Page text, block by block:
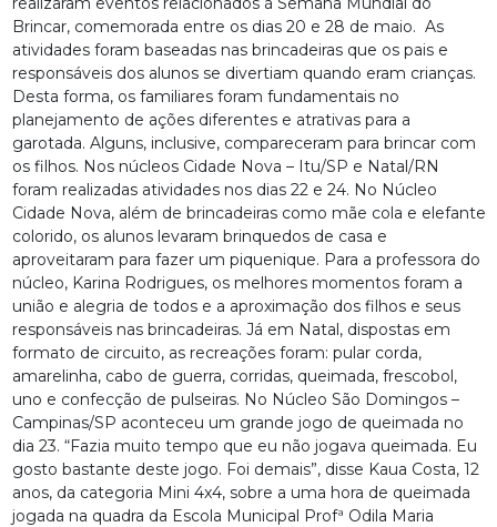
Brincar, comemorada entre os dias 20 e 28 de maio. As
atividades foram baseadas nas brincadeiras que os pais e
responsáveis dos alunos se divertiam quando eram crianças.
Desta forma, os familiares foram fundamentais no
planejamento de ações diferentes e atrativas para a
garotada. Alguns, inclusive, compareceram para brincar com
os filhos. Nos núcleos Cidade Nova – Itu/SP e Natal/RN
foram realizadas atividades nos dias 22 e 24. No Núcleo
Cidade Nova, além de brincadeiras como mãe cola e elefante
colorido, os alunos levaram brinquedos de casa e
aproveitaram para fazer um piquenique. Para a professora do
núcleo, Karina Rodrigues, os melhores momentos foram a
união e alegria de todos e a aproximação dos filhos e seus
responsáveis nas brincadeiras. Já em Natal, dispostas em
formato de circuito, as recreações foram: pular corda,
amarelinha, cabo de guerra, corridas, queimada, frescobol,
uno e confecção de pulseiras. No Núcleo São Domingos –
Campinas/SP aconteceu um grande jogo de queimada no
dia 23. “Fazia muito tempo que eu não jogava queimada. Eu
gosto bastante deste jogo. Foi demais”, disse Kaua Costa, 12
anos, da categoria Mini 4x4, sobre a uma hora de queimada
jogada na quadra da Escola Municipal Profª Odila Maria